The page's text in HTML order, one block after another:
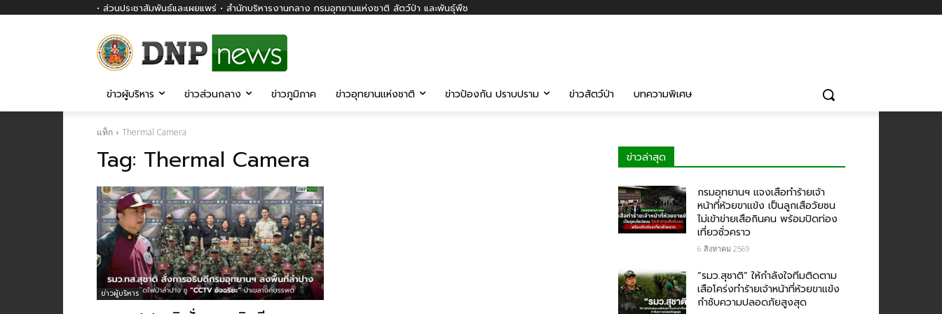
• ส่วนประชาสัมพันธ์และเผยแพร่ • สำนักบริหารงานกลาง กรมอุทยานแห่งชาติ สัตว์ป่า และพันธุ์พืช
ข่าวผู้บริหาร ข่าวส่วนกลาง ข่าวภูมิภาค ข่าวอุทยานแห่งชาติ ข่าวป้องกัน ปราบปราม ข่าวสัตว์ป่า บทความพิเศษ
แท็ก Thermal Camera
Tag: Thermal Camera
ข่าวผู้บริหาร
ข่าวล่าสุด
กรม​อุทยานฯ แจงเสือทำร้ายเจ้า
หน้าที่ห้วยขาแข้ง เป็นลูกเสือวัยซน
ไม่เข้าข่ายเสือกินคน พร้อมปิดท่อง
เที่ยวชั่วคราว
6 สิงหาคม 2569
“รมว.สุชาติ” ให้กำลังใจทีมติดตาม
เสือโคร่งทำร้ายเจ้าหน้าที่ห้วยขาแข้ง
กำชับความปลอดภัยสูงสุด